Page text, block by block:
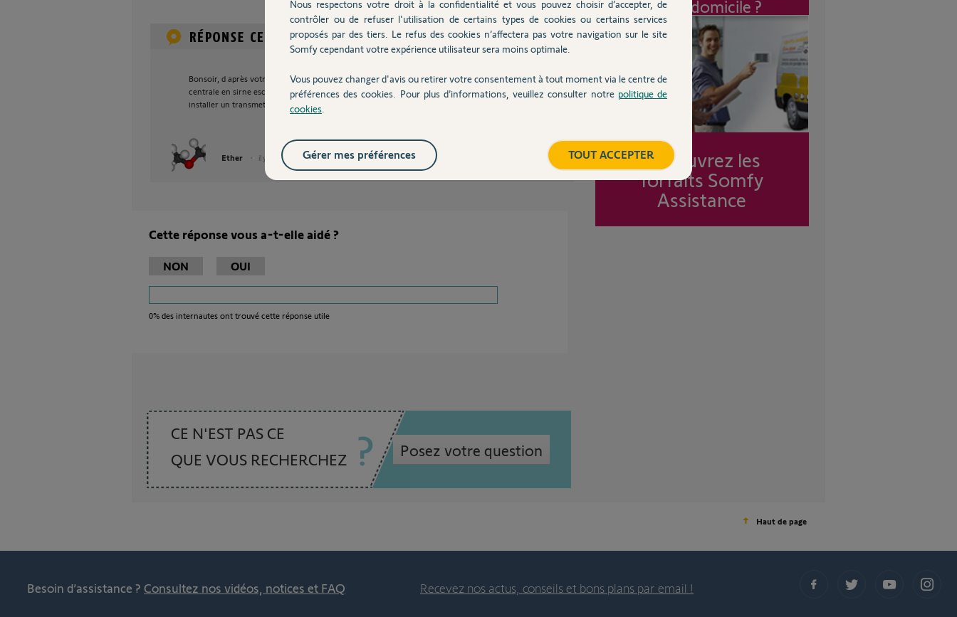
Bonsoir, d après votre photo, vous avez une centrale sirène, il est possible de passer cette
centrale en sirne esclave en modifiant la position du commutateur 1. Il est donc possible d
installer un transmetteur et d'enregistrer votre sirène.
Ether il y a plus de 12 ans
Cette réponse vous a-t-elle aidé ?
NON OUI
0% des internautes ont trouvé cette réponse utile
CE N'EST PAS CE
QUE VOUS RECHERCHEZ
Posez votre question
à mon domicile ?
Découvrez les
forfaits Somfy
Assistance
Haut de page
Besoin d’assistance ? Consultez nos vidéos, notices et FAQ Recevez nos actus, conseils et bons plans par email !
Nous respectons votre droit à la confidentialité et vous pouvez choisir d’accepter, de
contrôler ou de refuser l'utilisation de certains types de cookies ou certains services
proposés par des tiers. Le refus des cookies n’affectera pas votre navigation sur le site
Somfy cependant votre expérience utilisateur sera moins optimale.
Vous pouvez changer d'avis ou retirer votre consentement à tout moment via le centre de
préférences des cookies. Pour plus d’informations, veuillez consulter notre politique de
cookies
TOUT ACCEPTER
Gérer mes préférences